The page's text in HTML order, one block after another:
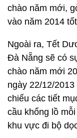
chào năm mới,
vào năm 2014
Ngoài ra, Tết
Đà Nẵng sẽ có
chào năm mới
ngày 22/12/
chiếu các tiết
cầu khổng lồ
khu vực đi bộ